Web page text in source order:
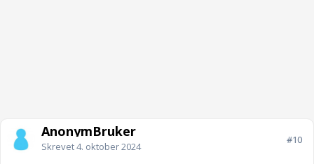
AnonymBruker
Skrevet4. oktober 2024
#10